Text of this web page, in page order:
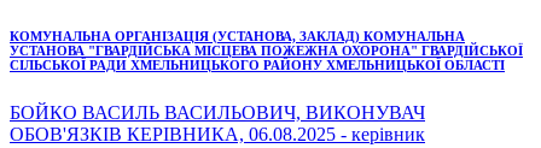
КОМУНАЛЬНА ОРГАНІЗАЦІЯ (УСТАНОВА, ЗАКЛАД) КОМУНАЛЬНА
УСТАНОВА "ГВАРДІЙСЬКА МІСЦЕВА ПОЖЕЖНА ОХОРОНА" ГВАРДІЙСЬКОЇ
СІЛЬСЬКОЇ РАДИ ХМЕЛЬНИЦЬКОГО РАЙОНУ ХМЕЛЬНИЦЬКОЇ ОБЛАСТІ
БОЙКО ВАСИЛЬ ВАСИЛЬОВИЧ, ВИКОНУВАЧ
ОБОВ'ЯЗКІВ КЕРІВНИКА, 06.08.2025 - керівник